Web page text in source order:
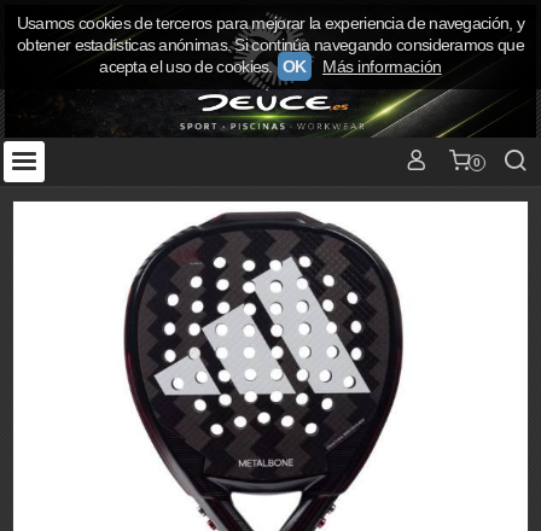
0
Usamos cookies de terceros para mejorar la experiencia de navegación, y
obtener estadísticas anónimas. Si continúa navegando consideramos que
acepta el uso de cookies. OK Más información